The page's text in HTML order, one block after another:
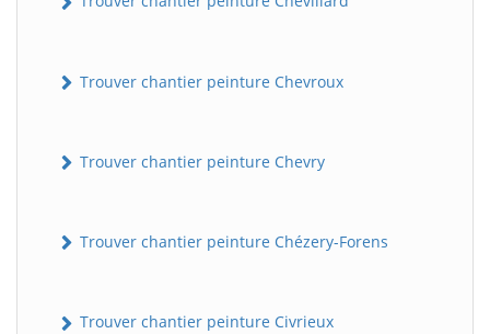
Trouver chantier peinture Chevroux
Trouver chantier peinture Chevry
Trouver chantier peinture Chézery-Forens
Trouver chantier peinture Civrieux